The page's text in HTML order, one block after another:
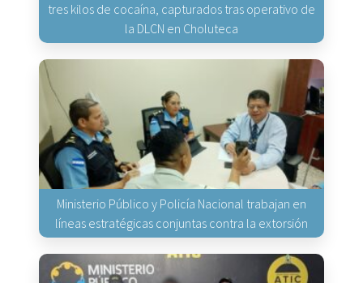
tres kilos de cocaína, capturados tras operativo de
la DLCN en Choluteca
Ministerio Público y Policía Nacional trabajan en
líneas estratégicas conjuntas contra la extorsión